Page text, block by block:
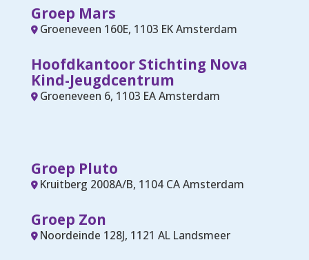
Groep Mars
Groeneveen 160E, 1103 EK Amsterdam
Hoofdkantoor Stichting Nova
Kind-Jeugdcentrum
Groeneveen 6, 1103 EA Amsterdam
Groep Pluto
Kruitberg 2008A/B, 1104 CA Amsterdam
Groep Zon
Noordeinde 128J, 1121 AL Landsmeer